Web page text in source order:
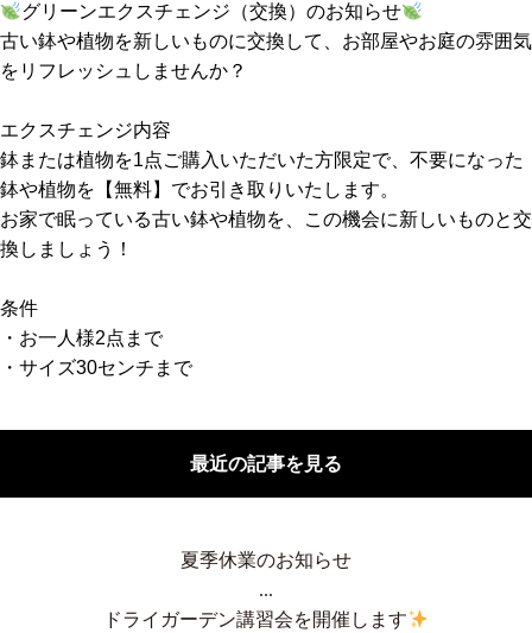
グリーンエクスチェンジ（交換）のお知らせ
古い鉢や植物を新しいものに交換して、お部屋やお庭の雰囲気
をリフレッシュしませんか？
エクスチェンジ内容
鉢または植物を1点ご購入いただいた方限定で、不要になった
鉢や植物を【無料】でお引き取りいたします。
お家で眠っている古い鉢や植物を、この機会に新しいものと交
換しましょう！
条件
・お一人様2点まで
・サイズ30センチまで
最近の記事を見る
夏季休業のお知らせ
...
ドライガーデン講習会を開催します